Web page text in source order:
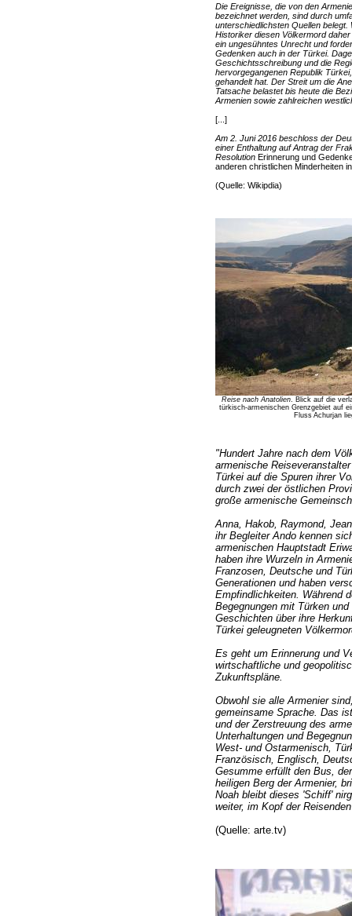
Die Ereignisse, die von den
bezeichnet werden, sind durch
unterschiedlichsten Quellen
Historiker diesen Völkermord
ein ungesühntes Unrecht und
Gedenken auch in der Türkei.
Geschichtsschreibung und die
hervorgegangenen Republik
gehandelt hat. Der Streit um die
Tatsache belastet bis heute die
Armenien sowie zahlreichen
[...]
Am 2. Juni 2016 beschloss der
einer Enthaltung auf Antrag der
ResolutionErinnerung und
anderen christlichen Minderheiten
(Quelle: Wikipdia)
Reise nach Anatolien. Blick auf die
türkisch-armenischen Grenzgebiet auf
Fluss Achurjan
"Hundert Jahre nach dem
armenische
Türkei auf die Spuren ihrer
durch zwei der östlichen
große armenische
Anna, Hakob, Raymond,
ihr Begleiter Ando kennen
armenischen Hauptstadt
haben ihre Wurzeln in
Franzosen, Deutsche und
Generationen und haben
Empfindlichkeiten. Während
Begegnungen mit Türken
Geschichten über ihre
Türkei geleugneten
Es geht um Erinnerung und
wirtschaftliche und
Zukunftspläne.
Obwohl sie alle Armenier
gemeinsame Sprache. Das
und der Zerstreuung des
Unterhaltungen und
West- und Ostarmenisch,
Französisch, Englisch,
Gesumme erfüllt den Bus,
heiligen Berg der Armenier,
Noah bleibt dieses 'Schiff'
weiter, im Kopf der
(Quelle: arte.tv)